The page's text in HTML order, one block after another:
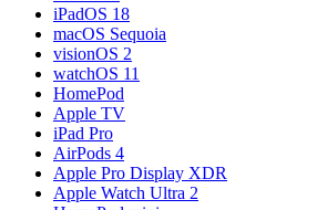
iPadOS 18
macOS Sequoia
visionOS 2
watchOS 11
HomePod
Apple TV
iPad Pro
AirPods 4
Apple Pro Display XDR
Apple Watch Ultra 2